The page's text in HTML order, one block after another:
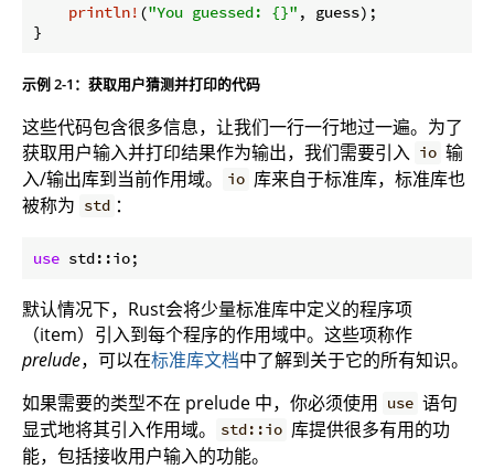
println! ("You guessed: {}" , guess);
}
示例 2-1：获取用户猜测并打印的代码
这些代码包含很多信息，让我们一行一行地过一遍。为了
获取用户输入并打印结果作为输出，我们需要引入 io 输
入/输出库到当前作用域。
io 库来自于标准库，标准库也
被称为 std ：
use
默认情况下，Rust会将少量标准库中定义的程序项
（item）引入到每个程序的作用域中。这些项称作
prelude，可以在标准库文档中了解到关于它的所有知识。
如果需要的类型不在 prelude 中，你必须使用 use 语句
显式地将其引入作用域。
std::io 库提供很多有用的功
能，包括接收用户输入的功能。